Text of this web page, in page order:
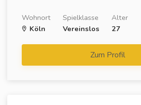
Wohnort
Köln
Spielklasse
Vereinslos
Alter
27
Zum Profil